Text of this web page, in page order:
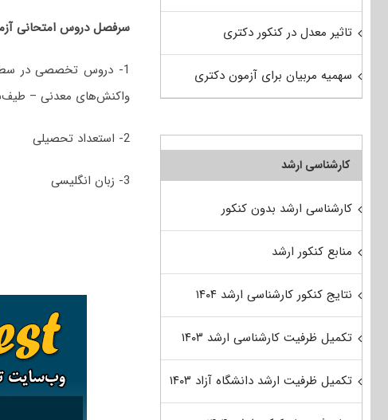
سرفصل دروس امتحانی
1- دروس تخصصی در سطح
واکنش‌های معدنی –
2- استعداد تحصیلی
3- زبان انگلیسی
تاثیر معدل در کنکور دکتری
سهمیه مربیان برای آزمون دکتری
کارشناسی ارشد
کارشناسی ارشد بدون کنکور
منابع کنکور ارشد
نتایج کنکور کارشناسی ارشد ۱۴۰۴
تکمیل ظرفیت کارشناسی ارشد ۱۴۰۳
تکمیل ظرفیت ارشد دانشگاه آزاد ۱۴۰۳